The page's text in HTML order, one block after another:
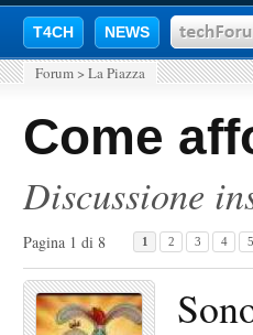
T4CH NEWS
Forum > La Piazza
Come
Discussione
Pagina 1 di 8 1 2 3 4 5